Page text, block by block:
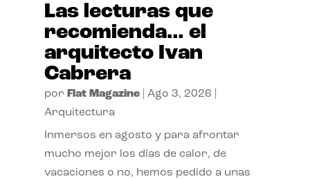
Las lecturas que
recomienda… el
arquitecto Ivan
Cabrera
por Flat Magazine| Ago 3, 2026
Arquitectura
Inmersos en agosto y para afrontar
mucho mejor los días de calor, de
vacaciones o no, hemos pedido a unas